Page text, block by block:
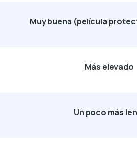
Muy buena (película
Más elevado
Un poco más